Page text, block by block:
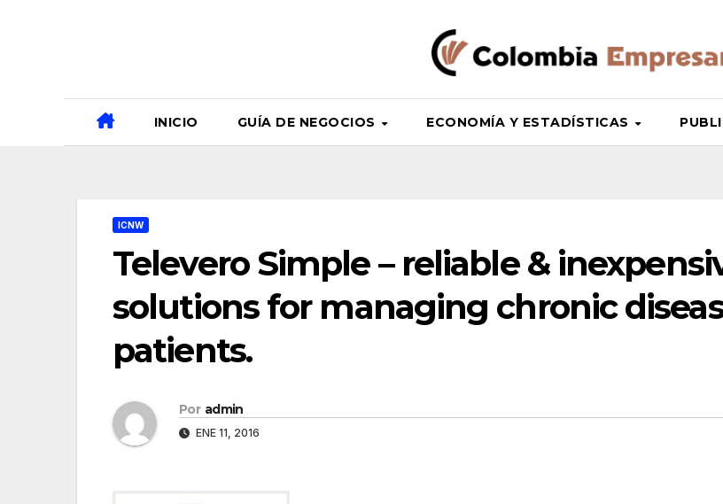
INICIO GUÍA DE NEGOCIOS ECONOMÍA Y ESTADÍSTICAS
ICNW
Televero Simple – reliable &
solutions for managing chronic
patients.
Por admin
ENE 11, 2016